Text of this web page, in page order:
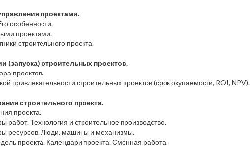
проектами.
особенности.
проектами.
строительного проекта.
(запуска) строительных проектов.
проектов.
привлекательности строительных проектов (срок окупаемости, ROI, NPV).
строительного проекта.
проекта.
работ. Технология и строительное производство.
ресурсов. Люди, машины и механизмы.
проекта. Календари проекта. Сменная работа.